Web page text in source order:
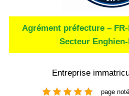
Agrément préfecture – FR-
Secteur
Entreprise
page